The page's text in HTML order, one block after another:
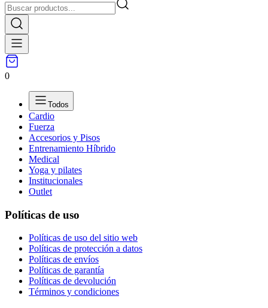
0
Todos
Cardio
Fuerza
Accesorios y Pisos
Entrenamiento Híbrido
Medical
Yoga y pilates
Institucionales
Outlet
Políticas de uso
Políticas de uso del sitio web
Políticas de protección a datos
Políticas de envíos
Políticas de garantía
Políticas de devolución
Términos y condiciones